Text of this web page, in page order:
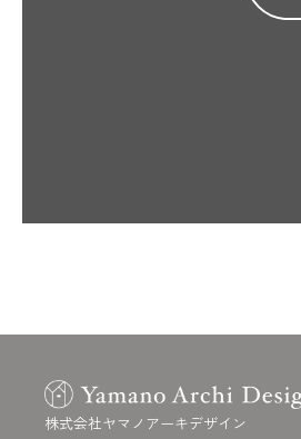
株式会社ヤマノアーキデザイン